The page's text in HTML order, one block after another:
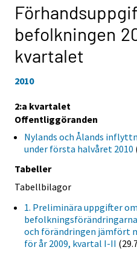
befolkningen
kvartalet
2010
2:a kvartalet
Offentliggöranden
Nylands och Ålands
under första halvåret 2010
Tabeller
Tabellbilagor
1. Preliminära uppgifter om
och förändringen jämfört
för år 2009, kvartal I-II